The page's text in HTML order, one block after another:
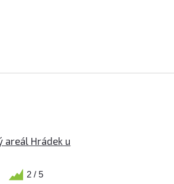
areál Hrádek u
2 / 5